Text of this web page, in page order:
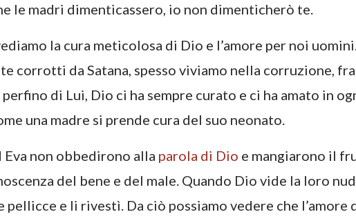
le madri dimenticassero, io non dimenticherò te.
la cura meticolosa di Dio e l’amore per noi
corrotti da Satana, spesso viviamo nella corruzione,
di Lui, Dio ci ha sempre curato e ci ha amato in
una madre si prende cura del suo neonato.
Eva non obbedirono alla parola di Dio e mangiarono il
del bene e del male. Quando Dio vide la loro
pellicce e li rivestì. Da ciò possiamo vedere che l’amore